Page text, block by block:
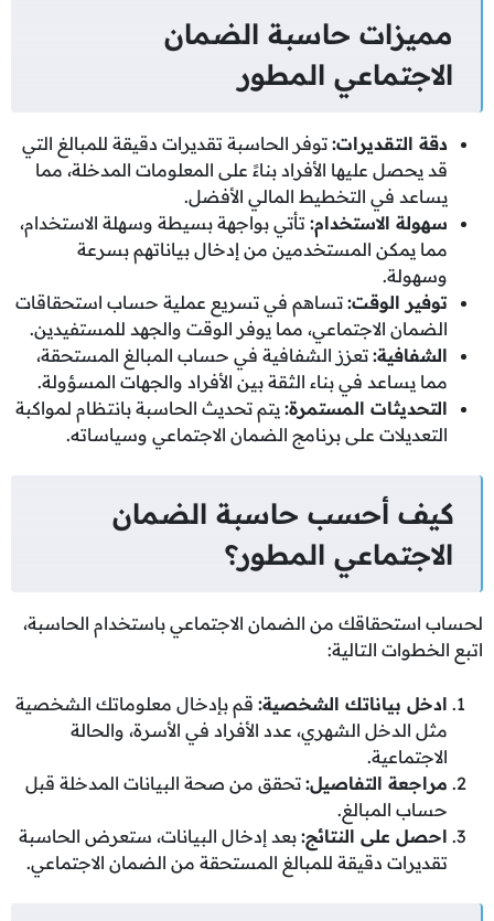
مميزات حاسبة الضمان
الاجتماعي المطور
دقة التقديرات: توفر الحاسبة تقديرات دقيقة للمبالغ التي
قد يحصل عليها الأفراد بناءً على المعلومات المدخلة، مما
يساعد في التخطيط المالي الأفضل.
سهولة الاستخدام: تأتي بواجهة بسيطة وسهلة الاستخدام،
مما يمكن المستخدمين من إدخال بياناتهم بسرعة
وسهولة.
توفير الوقت: تساهم في تسريع عملية حساب استحقاقات
الضمان الاجتماعي، مما يوفر الوقت والجهد للمستفيدين.
الشفافية: تعزز الشفافية في حساب المبالغ المستحقة،
مما يساعد في بناء الثقة بين الأفراد والجهات المسؤولة.
التحديثات المستمرة: يتم تحديث الحاسبة بانتظام لمواكبة
التعديلات على برنامج الضمان الاجتماعي وسياساته.
كيف أحسب حاسبة الضمان
الاجتماعي المطور؟
لحساب استحقاقك من الضمان الاجتماعي باستخدام الحاسبة،
اتبع الخطوات التالية:
ادخل بياناتك الشخصية: قم بإدخال معلوماتك الشخصية
مثل الدخل الشهري، عدد الأفراد في الأسرة، والحالة
الاجتماعية.
مراجعة التفاصيل: تحقق من صحة البيانات المدخلة قبل
حساب المبالغ.
احصل على النتائج: بعد إدخال البيانات، ستعرض الحاسبة
تقديرات دقيقة للمبالغ المستحقة من الضمان الاجتماعي.